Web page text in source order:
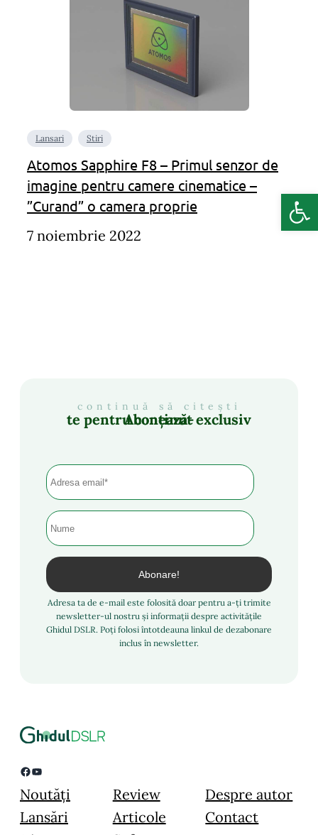
Lansari Stiri
Atomos Sapphire F8 – Primul senzor de
imagine pentru camere cinematice –
”Curand” o camera proprie
7 noiembrie 2022
continuă să citești
Abonează-te pentru conținut exclusiv
Adresa ta de e-mail este folosită doar pentru a-ți trimite
newsletter-ul nostru și informații despre activitățile
Ghidul DSLR. Poți folosi întotdeauna linkul de dezabonare
inclus în newsletter.
Facebook YouTube
Noutăți
Lansări
Review
Articole
Despre autor
Contact